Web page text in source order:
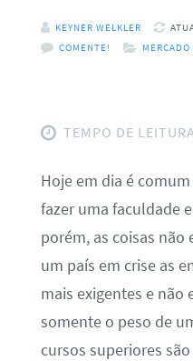
KEYNER WELKLER
COMENTE!
TEMPO DE
Hoje em dia é
fazer uma faculdade
porém, as coisas não
um país em crise as
mais exigentes e não
somente o peso de
cursos superiores